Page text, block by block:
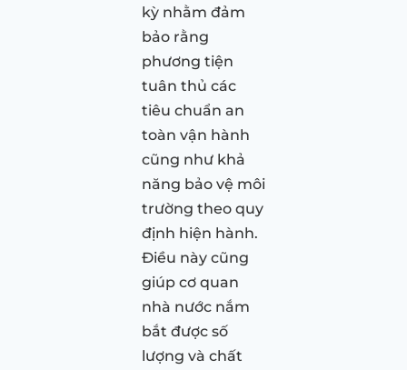
kỳ nhằm đảm
bảo rằng
phương tiện
tuân thủ các
tiêu chuẩn an
toàn vận hành
cũng như khả
năng bảo vệ môi
trường theo quy
định hiện hành.
Điều này cũng
giúp cơ quan
nhà nước nắm
bắt được số
lượng và chất